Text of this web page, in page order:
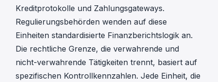
Kreditprotokolle und Zahlungsgateways.
Regulierungsbehörden wenden auf diese
Einheiten standardisierte Finanzberichtslogik an.
Die rechtliche Grenze, die verwahrende und
nicht-verwahrende Tätigkeiten trennt, basiert auf
spezifischen Kontrollkennzahlen. Jede Einheit, die